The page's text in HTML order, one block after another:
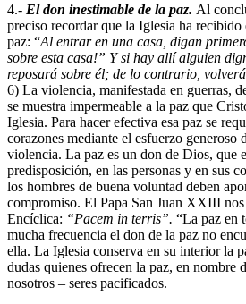
4.- El don inestimable de la paz. Al
preciso recordar que la Iglesia ha
paz: “Al entrar en una casa, digan
sobre esta casa!” Y si hay allí alguien
reposará sobre él; de lo contrario,
6) La violencia, manifestada en guerras,
se muestra impermeable a la paz que
Iglesia. Para hacer efectiva esa paz se
corazones mediante el esfuerzo generoso
violencia. La paz es un don de Dios, que
predisposición, en las personas y en sus
los hombres de buena voluntad deben
compromiso. El Papa San Juan XXIII
Encíclica: “Pacem in terris”. “La paz en
mucha frecuencia el don de la paz no
ella. La Iglesia conserva en su interior la
dudas quienes ofrecen la paz, en nombre
nosotros – seres pacificados.